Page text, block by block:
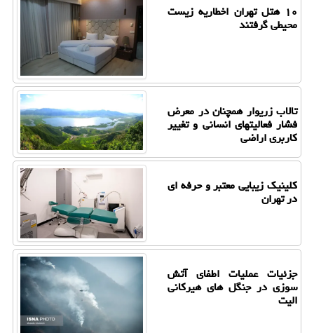
۱۰ هتل تهران اخطاریه زیست
محیطی گرفتند
تالاب زریوار همچنان در معرض
فشار فعالیتهای انسانی و تغییر
کاربری اراضی
کلینیک زیبایی معتبر و حرفه ای
در تهران
جزئیات عملیات اطفای آتش
سوزی در جنگل های هیرکانی
الیت